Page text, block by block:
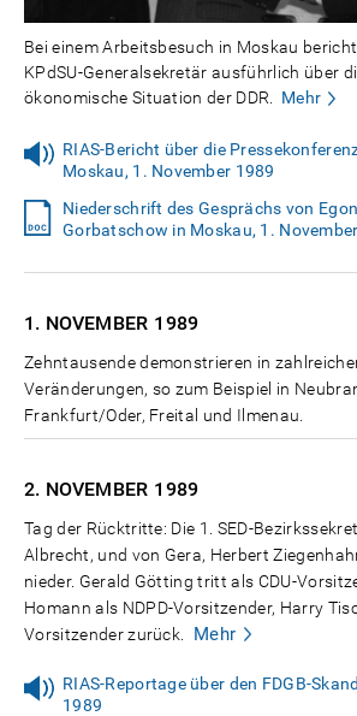
Bei einem Arbeitsbesuch in Moskau
KPdSU-Generalsekretär ausführlich über
ökonomische Situation der DDR.
Mehr
RIAS-Bericht über die
Moskau, 1. November 1989
Niederschrift des Gesprächs von
Gorbatschow in Moskau, 1.
1. NOVEMBER 1989
Zehntausende demonstrieren in
Veränderungen, so zum Beispiel in
Frankfurt/Oder, Freital und Ilmenau.
2. NOVEMBER 1989
Tag der Rücktritte: Die 1. SED-
Albrecht, und von Gera, Herbert
nieder. Gerald Götting tritt als CDU-
Homann als NDPD-Vorsitzender, Harry
Vorsitzender zurück.
Mehr
RIAS-Reportage über den FDGB-
1989